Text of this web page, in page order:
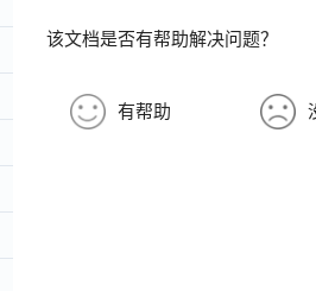
该文档是否有帮助解决问题？
有帮助